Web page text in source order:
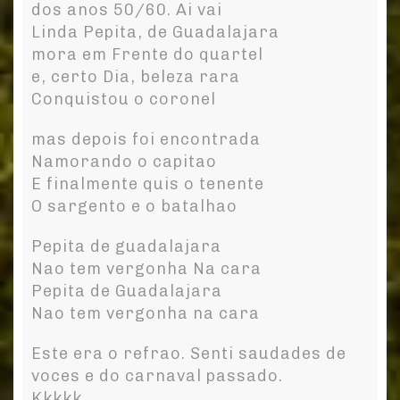
dos anos 50/60. Ai vai
Linda Pepita, de Guadalajara
mora em Frente do quartel
e, certo Dia, beleza rara
Conquistou o coronel
mas depois foi encontrada
Namorando o capitao
E finalmente quis o tenente
O sargento e o batalhao
Pepita de guadalajara
Nao tem vergonha Na cara
Pepita de Guadalajara
Nao tem vergonha na cara
Este era o refrao. Senti saudades de
voces e do carnaval passado.